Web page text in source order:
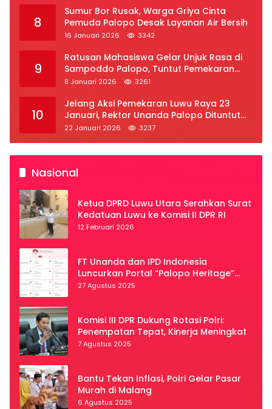
8
Sumur Bor Rusak, Warga Griya Cinta
Pemuda Palopo Desak Layanan Air Bersih
16 Januari 2026 3342
9
Ratusan Mahasiswa Gelar Unjuk Rasa di
Sampoddo Palopo, Tuntut Pemekaran
Provinsi Luwu Raya
8 Januari 2026 3261
10
Jelang Aksi Pemekaran Luwu Raya 23
Januari, Rektor Unanda Palopo Dituntut
Liburkan Mahasiswa
22 Januari 2026 3237
Nasional
Ketua DPRD Luwu Utara Serahkan Surat
Kedatuan Luwu ke Komisi II DPR RI
12 Februari 2026
FT Unanda dan IPD Indonesia
Luncurkan Portal “Palopo Heritage”
Secara Virtual
27 Agustus 2025
Komisi III DPR Dukung Rotasi Polri:
Penempatan Tepat, Kinerja Meningkat
7 Agustus 2025
Bantu Tekan Inflasi, Polri Gelar Pasar
Murah di Malang
6 Agustus 2025